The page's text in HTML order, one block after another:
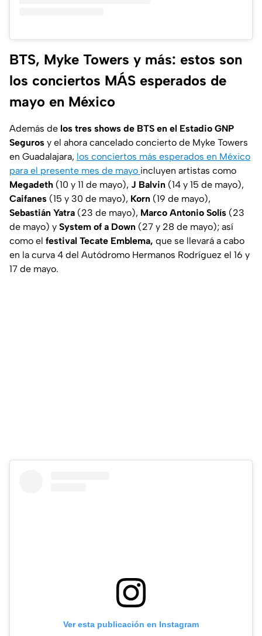
BTS, Myke Towers y más: estos son
los conciertos MÁS esperados de
mayo en México
Además de los tres shows de BTS en el Estadio GNP
Seguros y el ahora cancelado concierto de Myke Towers
en Guadalajara, los conciertos más esperados en México
para el presente mes de mayo incluyen artistas como
Megadeth (10 y 11 de mayo), J Balvin (14 y 15 de mayo),
Caifanes (15 y 30 de mayo), Korn (19 de mayo),
Sebastián Yatra (23 de mayo), Marco Antonio Solís (23
de mayo) y System of a Down (27 y 28 de mayo); así
como el festival Tecate Emblema, que se llevará a cabo
en la curva 4 del Autódromo Hermanos Rodríguez el 16 y
17 de mayo.
Ver esta publicación en Instagram